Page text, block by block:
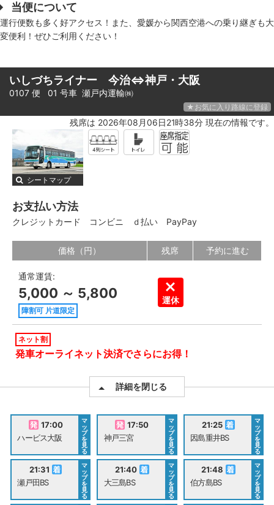
当便について
運行便数も多く好アクセス！また、愛媛から関西空港への乗り継ぎも大
変便利！ぜひご利用ください！
いしづちライナー 今治⇔神戸・大阪
0107 便 01 号車 瀬戸内運輸㈱
★お気に入り路線に登録
残席は 2026年08月06日21時38分 現在の情報です。
シートマップ
お支払い方法
クレジットカード コンビニ ｄ払い PayPay
価格（円） 残席 予約に進む
通常運賃:
5,000 ～ 5,800
障割可 片道限定
運休
ネット割
発車オーライネット決済でさらにお得！
詳細を閉じる
17:00
ハービス大阪
マ
ッ
プ
を
見
る
17:50
神戸三宮
マ
ッ
プ
を
見
る
21:25
因島重井BS
マ
ッ
プ
を
見
る
21:31
瀬戸田BS
マ
ッ
プ
を
見
る
21:40
大三島BS
マ
ッ
プ
を
見
る
21:48
伯方島BS
マ
ッ
プ
を
見
る